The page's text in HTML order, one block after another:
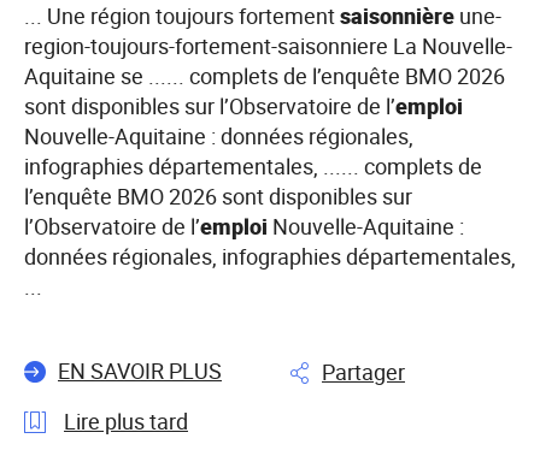
du
sens»
... Une région toujours fortementsaisonnière une-
region-toujours-fortement-saisonniere La Nouvelle-
Aquitaine se ...... complets de l’enquête BMO 2026
sont disponibles sur l’Observatoire de l’emploi
Nouvelle-Aquitaine : données régionales,
infographies départementales, ...... complets de
l’enquête BMO 2026 sont disponibles sur
l’Observatoire de l’emploi Nouvelle-Aquitaine :
données régionales, infographies départementales,
...
EN SAVOIR PLUS
Partager
Lire plus tard